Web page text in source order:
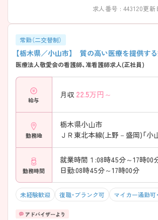
求人番号 : 443120更新
常勤（二交替制）
【栃木県／小山市】 質の高い医療を提供す
医療法人敬愛会の看護師、准看護師求人(正社員)
給与
月収 22.5万円～
勤務地
栃木県小山市
ＪＲ東北本線(上野－盛岡)「小
勤務時間
日勤:08時45分～17時00分
未経験歓迎 復職・ブランク可 マイカー通勤可